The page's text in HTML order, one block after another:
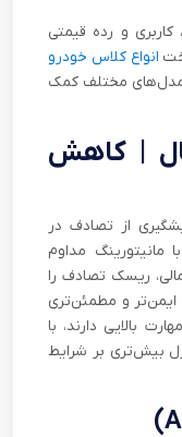
و رده قیمتی
انواع کلاس خودرو
مدل‌های مختلف کمک
| کاهش
از تصادف در
مانیتورینگ مداوم
ریسک تصادف را
ایمن‌تر و مطمئن‌تری
بالایی دارند، با
بیش‌تری بر شرایط